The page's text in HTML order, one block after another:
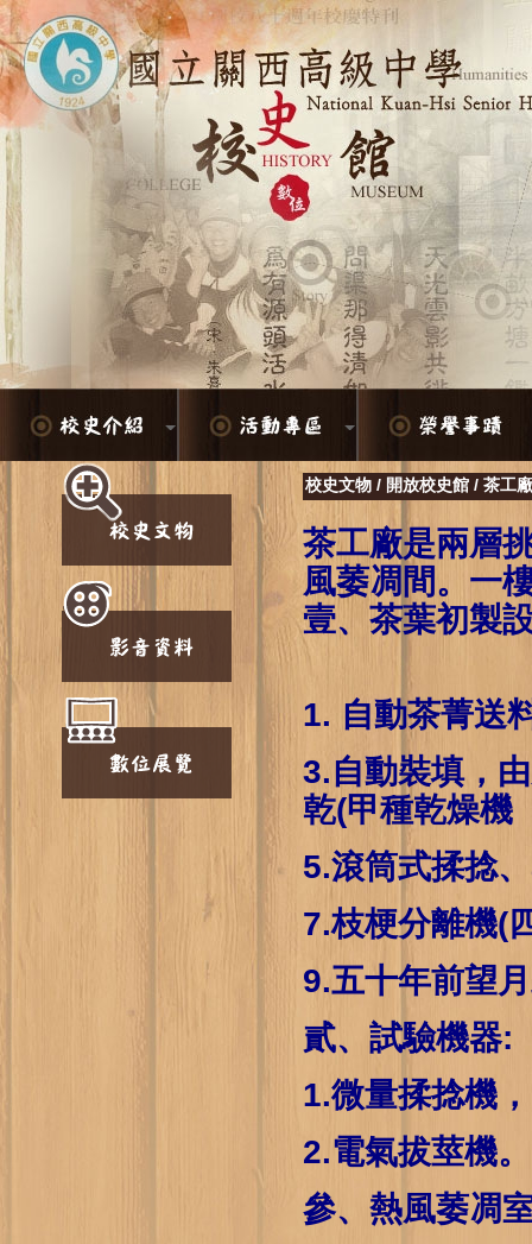
校史文物 / 開放校史館 / 茶工廠
茶工廠是兩層
風萎凋間。一
壹、茶葉初製
1. 自動
3.自動裝填
乾(甲種乾燥機
5.滾筒
7.枝梗
9.五十年
貳、試驗機器:
1.微量揉捻機
2.電氣拔莖機。
參、熱風萎凋